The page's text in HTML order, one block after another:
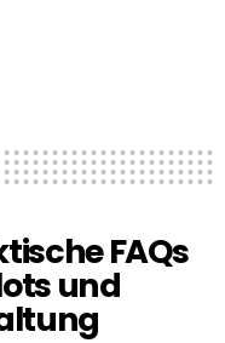
FAQs
und